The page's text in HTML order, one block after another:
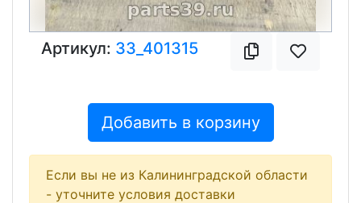
Артикул: 33_401315
Добавить в корзину
Если вы не из Калининградской области
- уточните условия доставки